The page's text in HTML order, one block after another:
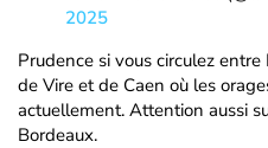
2025
Prudence si vous circulez
de Vire et de Caen où les
actuellement. Attention aussi
Bordeaux.